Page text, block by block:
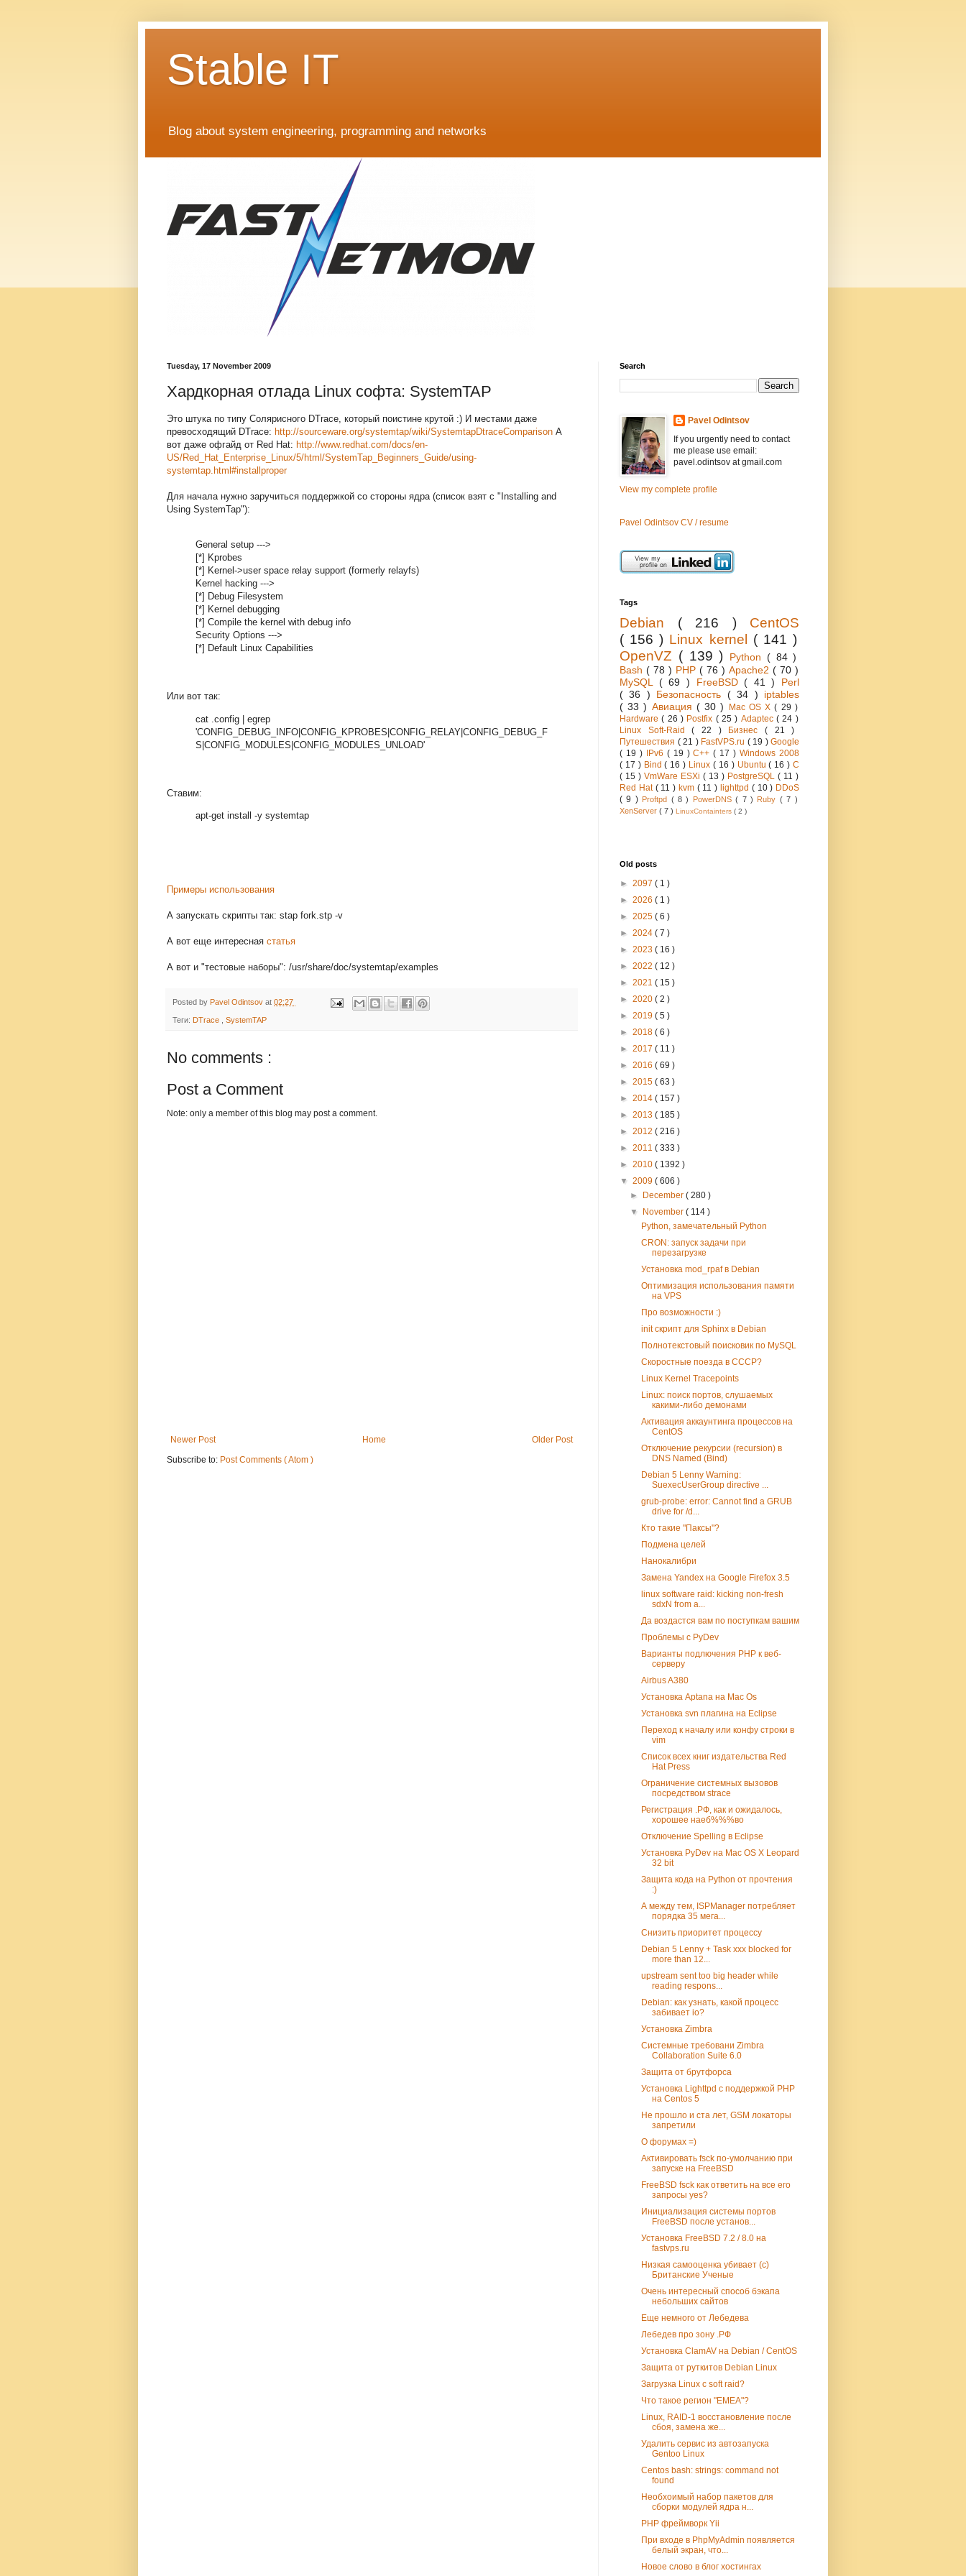
Stable IT
Blog about system engineering, programming and networks
Tuesday, 17 November 2009
Хардкорная отлада Linux софта: SystemTAP
Это штука по типу Солярисного DTrace, который поистине крутой :) И местами даже
превосходящий DTrace: http://sourceware.org/systemtap/wiki/SystemtapDtraceComparison А
вот даже офгайд от Red Hat: http://www.redhat.com/docs/en-
US/Red_Hat_Enterprise_Linux/5/html/SystemTap_Beginners_Guide/using-
systemtap.html#installproper
Для начала нужно заручиться поддержкой со стороны ядра (список взят с "Installing and
Using SystemTap"):
General setup --->
[*] Kprobes
[*] Kernel->user space relay support (formerly relayfs)
Kernel hacking --->
[*] Debug Filesystem
[*] Kernel debugging
[*] Compile the kernel with debug info
Security Options --->
[*] Default Linux Capabilities
Или вот так:
cat .config | egrep
'CONFIG_DEBUG_INFO|CONFIG_KPROBES|CONFIG_RELAY|CONFIG_DEBUG_F
S|CONFIG_MODULES|CONFIG_MODULES_UNLOAD'
Ставим:
apt-get install -y systemtap
Примеры использования
А запускать скрипты так: stap fork.stp -v
А вот еще интересная статья
А вот и "тестовые наборы": /usr/share/doc/systemtap/examples
Posted by Pavel Odintsov at 02:27
Теги: DTrace SystemTAP
No comments :
Post a Comment
Note: only a member of this blog may post a comment.
Newer Post Older Post
Home
Subscribe to: Post Comments ( Atom )
Search
Pavel Odintsov
If you urgently need to contact
me please use email:
pavel.odintsov at gmail.com
View my complete profile
Pavel Odintsov CV / resume
Tags
Debian ( 216 ) CentOS
( 156 ) Linux kernel ( 141 )
OpenVZ ( 139 ) Python ( 84 )
Bash ( 78 ) PHP ( 76 ) Apache2 ( 70 )
MySQL ( 69 ) FreeBSD( 41 ) Perl
( 36 ) Безопасность ( 34 ) iptables
( 33 ) Авиация ( 30 ) Mac OS X( 29 )
Hardware( 26 ) Postfix ( 25 ) Adaptec( 24 )
Linux Soft-Raid( 22 ) Бизнес( 21 )
Путешествия ( 21 ) FastVPS.ru ( 19 ) Google
( 19 )
IPv6 ( 19 )C++( 17 )Windows 2008
( 17 ) Bind( 16 ) Linux ( 16 ) Ubuntu( 16 )C
( 15 ) VmWare ESXi ( 13 ) PostgreSQL ( 11 )
Red Hat ( 11 ) kvm ( 11 ) lighttpd ( 10 ) DDoS
( 9 ) Proftpd ( 8 ) PowerDNS( 7 ) Ruby ( 7 )
XenServer ( 7 ) LinuxContainters ( 2 )
Old posts
► 2097 ( 1 )
► 2026 ( 1 )
► 2025 ( 6 )
► 2024 ( 7 )
► 2023 ( 16 )
► 2022 ( 12 )
► 2021 ( 15 )
► 2020 ( 2 )
► 2019 ( 5 )
► 2018 ( 6 )
► 2017 ( 11 )
► 2016 ( 69 )
► 2015 ( 63 )
► 2014 ( 157 )
► 2013 ( 185 )
► 2012 ( 216 )
► 2011 ( 333 )
► 2010 ( 1392 )
▼ 2009 ( 606 )
►
December( 280 )
▼
November( 114 )
Python, замечательный Python
CRON: запуск задачи при
перезагрузке
Установка mod_rpaf в Debian
Оптимизация использования памяти
на VPS
Про возможности :)
init скрипт для Sphinx в Debian
Полнотекстовый поисковик по MySQL
Скоростные поезда в СССР?
Linux Kernel Tracepoints
Linux: поиск портов, слушаемых
какими-либо демонами
Активация аккаунтинга процессов на
CentOS
Отключение рекурсии (recursion) в
DNS Named (Bind)
Debian 5 Lenny Warning:
SuexecUserGroup directive ...
grub-probe: error: Cannot find a GRUB
drive for /d...
Кто такие "Паксы"?
Подмена целей
Нанокалибри
Замена Yandex на Google Firefox 3.5
linux software raid: kicking non-fresh
sdxN from a...
Да воздастся вам по поступкам вашим
Проблемы с PyDev
Варианты подлючения PHP к веб-
серверу
Airbus A380
Установка Aptana на Mac Os
Установка svn плагина на Eclipse
Переход к началу или конфу строки в
vim
Список всех книг издательства Red
Hat Press
Ограничение системных вызовов
посредством strace
Регистрация .РФ, как и ожидалось,
хорошее наеб%%%во
Отключение Spelling в Eclipse
Установка PyDev на Mac OS X Leopard
32 bit
Защита кода на Python от прочтения
:)
А между тем, ISPManager потребляет
порядка 35 мега...
Снизить приоритет процессу
Debian 5 Lenny + Task xxx blocked for
more than 12...
upstream sent too big header while
reading respons...
Debian: как узнать, какой процесс
забивает io?
Установка Zimbra
Системные требовани Zimbra
Collaboration Suite 6.0
Защита от брутфорса
Установка Lighttpd с поддержкой PHP
на Centos 5
Не прошло и ста лет, GSM локаторы
запретили
О форумах =)
Активировать fsck по-умолчанию при
запуске на FreeBSD
FreeBSD fsck как ответить на все его
запросы yes?
Инициализация системы портов
FreeBSD после установ...
Установка FreeBSD 7.2 / 8.0 на
fastvps.ru
Низкая самооценка убивает (c)
Британские Ученые
Очень интересный способ бэкапа
небольших сайтов
Еще немного от Лебедева
Лебедев про зону .РФ
Установка ClamAV на Debian / CentOS
Защита от руткитов Debian Linux
Загрузка Linux с soft raid?
Что такое регион "EMEA"?
Linux, RAID-1 восстановление после
сбоя, замена же...
Удалить сервис из автозапуска
Gentoo Linux
Centos bash: strings: command not
found
Необхоимый набор пакетов для
сборки модулей ядра н...
PHP фреймворк Yii
При входе в PhpMyAdmin появляется
белый экран, что...
Новое слово в блог хостингах